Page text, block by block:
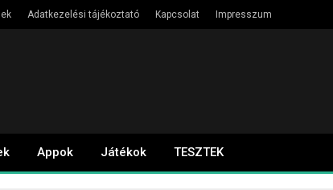
Adatkezelési tájékoztató Kapcsolat Impresszum
Appok Játékok TESZTEK